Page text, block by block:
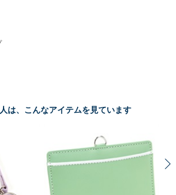
は、こんなアイテムを見ています